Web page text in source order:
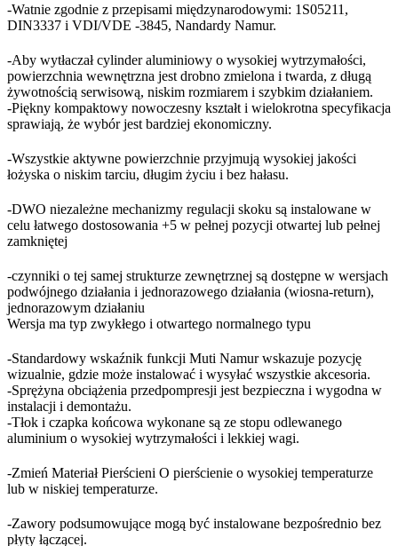
-Watnie zgodnie z przepisami międzynarodowymi: 1S05211,
DIN3337 i VDI/VDE -3845, Nandardy Namur.
-Aby wytłaczał cylinder aluminiowy o wysokiej wytrzymałości,
powierzchnia wewnętrzna jest drobno zmielona i twarda, z długą
żywotnością serwisową, niskim rozmiarem i szybkim działaniem.
-Piękny kompaktowy nowoczesny kształt i wielokrotna specyfikacja
sprawiają, że wybór jest bardziej ekonomiczny.
-Wszystkie aktywne powierzchnie przyjmują wysokiej jakości
łożyska o niskim tarciu, długim życiu i bez hałasu.
-DWO niezależne mechanizmy regulacji skoku są instalowane w
celu łatwego dostosowania +5 w pełnej pozycji otwartej lub pełnej
zamkniętej
-czynniki o tej samej strukturze zewnętrznej są dostępne w wersjach
podwójnego działania i jednorazowego działania (wiosna-return),
jednorazowym działaniu
Wersja ma typ zwykłego i otwartego normalnego typu
-Standardowy wskaźnik funkcji Muti Namur wskazuje pozycję
wizualnie, gdzie może instalować i wysyłać wszystkie akcesoria.
-Sprężyna obciążenia przedpompresji jest bezpieczna i wygodna w
instalacji i demontażu.
-Tłok i czapka końcowa wykonane są ze stopu odlewanego
aluminium o wysokiej wytrzymałości i lekkiej wagi.
-Zmień Materiał Pierścieni O pierścienie o wysokiej temperaturze
lub w niskiej temperaturze.
-Zawory podsumowujące mogą być instalowane bezpośrednio bez
płyty łączącej.